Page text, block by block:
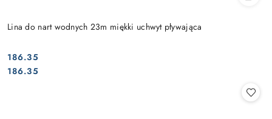
Lina do nart wodnych 23m miękki uchwyt pływająca
Cena:
186.35
Cena:
186.35